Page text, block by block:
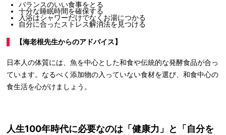
バランスのいい食事をとる
十分な睡眠時間を確保する
入浴はシャワーだけでなくお湯につかる
自分に合ったストレス解消法を見つける
【海老根先生からのアドバイス】
日本人の体質には、魚を中心とした和食や伝統的な発酵食品が合っ
ています。なるべく添加物の入っていない食材を選び、和食中心の
食生活を心がけましょう。
人生100年時代に必要なのは「健康力」と「自分を